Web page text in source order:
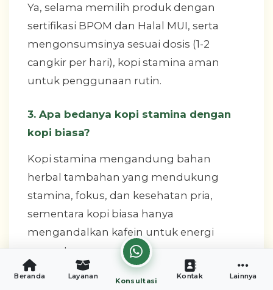
Ya, selama memilih produk dengan
sertifikasi BPOM dan Halal MUI, serta
mengonsumsinya sesuai dosis (1-2
cangkir per hari), kopi stamina aman
untuk penggunaan rutin.
3. Apa bedanya kopi stamina dengan
kopi biasa?
Kopi stamina mengandung bahan
herbal tambahan yang mendukung
stamina, fokus, dan kesehatan pria,
sementara kopi biasa hanya
mengandalkan kafein untuk energi
sementara.
4. Bagaimana cara memastikan kopi
Beranda Layanan
Konsultasi
Kontak Lainnya